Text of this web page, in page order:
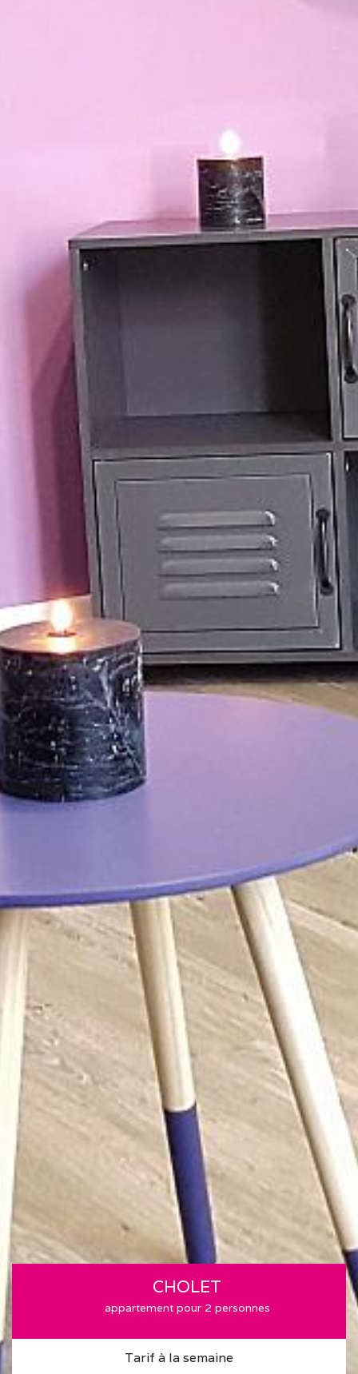
CHOLET
appartement pour 2 personnes
Tarif à la semaine